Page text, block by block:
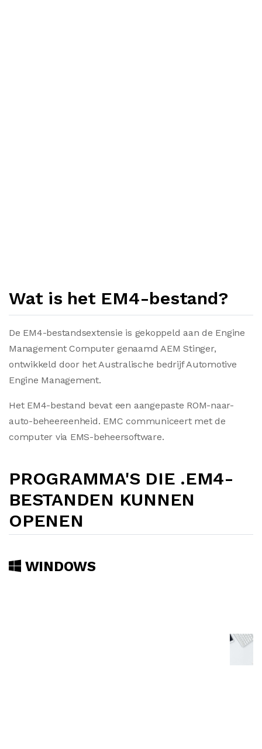
Wat is het EM4-bestand?
De EM4-bestandsextensie is gekoppeld aan de Engine
Management Computer genaamd AEM Stinger,
ontwikkeld door het Australische bedrijf Automotive
Engine Management.
Het EM4-bestand bevat een aangepaste ROM-naar-
auto-beheereenheid. EMC communiceert met de
computer via EMS-beheersoftware.
PROGRAMMA'S DIE .EM4-
BESTANDEN KUNNEN
OPENEN
WINDOWS